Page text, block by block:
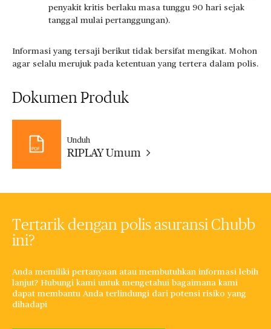
penyakit kritis berlaku masa tunggu 90 hari sejak
tanggal mulai pertanggungan).
Informasi yang tersaji berikut tidak bersifat mengikat. Mohon
agar selalu merujuk pada ketentuan yang tertera dalam polis.
Dokumen Produk
Unduh
RIPLAY Umum
Tertarik dengan polis asuransi Chubb
ini?
Anda memiliki pertanyaan atau membutuhkan informasi lebih
lanjut? Hubungi kami untuk mengetahui bagaimana kami
dapat membantu Anda terlindungi dari potensi risiko yang
dihadapi